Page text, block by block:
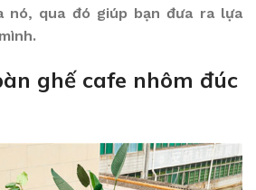
nó, qua đó giúp bạn đưa ra lựa
ghế cafe nhôm đúc